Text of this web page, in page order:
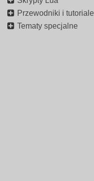
Przewodniki i tutoriale
Tematy specjalne